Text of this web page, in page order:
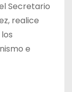
Secretario
realice
e